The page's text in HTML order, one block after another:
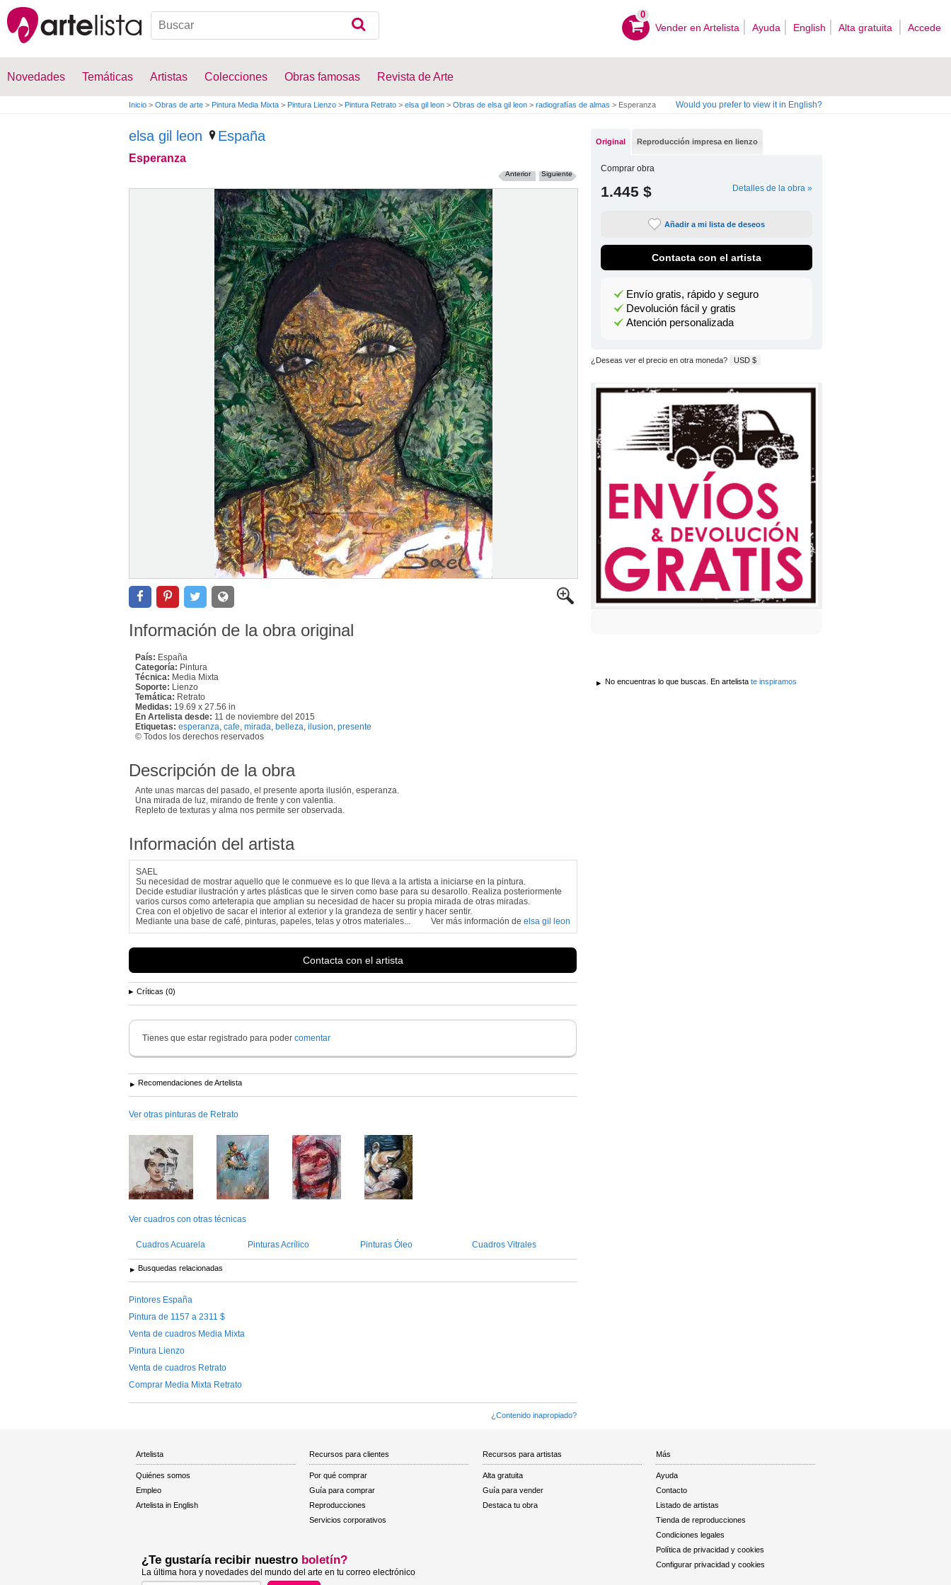
0
Vender en Artelista Ayuda English Alta gratuita Accede
Novedades Temáticas Artistas Colecciones Obras famosas Revista de Arte
Inicio > Obras de arte > Pintura Media Mixta > Pintura Lienzo > Pintura Retrato > elsa gil leon > Obras de elsa gil leon > radiografías de almas > Esperanza Would you prefer to view it in English?
elsa gil leon España
Esperanza
Siguiente
Anterior
Información de la obra original
País: España
Categoría: Pintura
Técnica: Media Mixta
Soporte: Lienzo
Temática: Retrato
Medidas: 19.69 x 27.56 in
En Artelista desde: 11 de noviembre del 2015
Etiquetas: esperanza cafe mirada belleza ilusion presente
© Todos los derechos reservados
Descripción de la obra
Ante unas marcas del pasado, el presente aporta ilusión, esperanza.
Una mirada de luz, mirando de frente y con valentia.
Repleto de texturas y alma nos permite ser observada.
Información del artista
SAEL
Su necesidad de mostrar aquello que le conmueve es lo que lleva a la artista a iniciarse en la pintura.
Decide estudiar ilustración y artes plásticas que le sirven como base para su desarollo. Realiza posteriormente
varios cursos como arteterapia que amplian su necesidad de hacer su propia mirada de otras miradas.
Crea con el objetivo de sacar el interior al exterior y la grandeza de sentir y hacer sentir.
Mediante una base de café, pinturas, papeles, telas y otros materiales...
Ver más información de elsa gil leon
Contacta con el artista
Críticas (0)
Tienes que estar registrado para poder comentar
Recomendaciones de Artelista
Ver otras pinturas de Retrato
Ver cuadros con otras técnicas
Cuadros Acuarela Pinturas Acrílico Pinturas Óleo Cuadros Vitrales
Busquedas relacionadas
Pintores España
Pintura de 1157 a 2311 $
Venta de cuadros Media Mixta
Pintura Lienzo
Venta de cuadros Retrato
Comprar Media Mixta Retrato
¿Contenido inapropiado?
Original Reproducción impresa en lienzo
Comprar obra
1.445 $ Detalles de la obra »
Añadir a mi lista de deseos
Contacta con el artista
Envío gratis, rápido y seguro
Devolución fácil y gratis
Atención personalizada
¿Deseas ver el precio en otra moneda? USD $
No encuentras lo que buscas. En artelista te inspiramos
Artelista
Quiénes somos
Empleo
Artelista in English
Recursos para clientes
Por qué comprar
Guía para comprar
Reproducciones
Servicios corporativos
Recursos para artistas
Alta gratuita
Guía para vender
Destaca tu obra
Más
Ayuda
Contacto
Listado de artistas
Tienda de reproducciones
Condiciones legales
Política de privacidad y cookies
Configurar privacidad y cookies
¿Te gustaría recibir nuestro boletín?
La última hora y novedades del mundo del arte en tu correo electrónico